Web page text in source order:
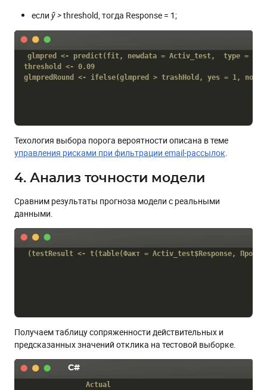
если ŷ >threshold, тогда Response = 1;
glmpred <- predict(fit, newdata = Activ_test,  type =
threshold <- 0.09
glmpredRound <- ifelse(glmpred > trashHold, yes = 1, no =
Техология выбора порога вероятности описана в теме
управления рисками при фильтрации email-рассылок.
4. Анализ точности модели
Сравним результаты прогноза модели с реальными
данными.
(testResult <- t(table(Факт = Activ_test$Response,
Получаем таблицу сопряженности действительных и
предсказанных значений отклика на тестовой выборке.
              Actual
C#